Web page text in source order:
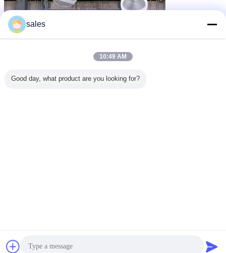
Chat
sales
10:49 AM
Good day, what product are you looking for?